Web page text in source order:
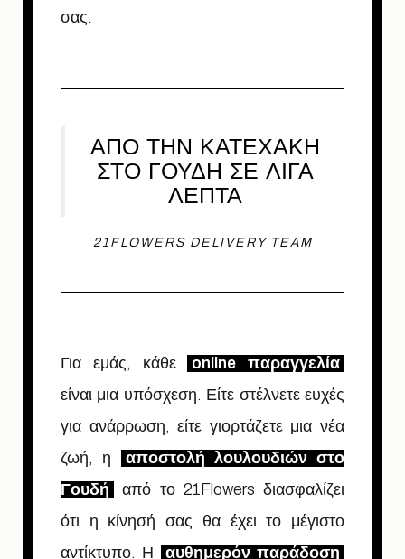
σας.
ΑΠΟ ΤΗΝ ΚΑΤΕΧΑΚΗ
ΣΤΟ ΓΟΥΔΗ ΣΕ ΛΙΓΑ
ΛΕΠΤΑ
21FLOWERS DELIVERY TEAM
Για εμάς, κάθε
online παραγγελία
είναι μια υπόσχεση. Είτε στέλνετε ευχές
για ανάρρωση, είτε γιορτάζετε μια νέα
ζωή, η
αποστολή λουλουδιών στο
Γουδή
από το 21Flowers διασφαλίζει
ότι η κίνησή σας θα έχει το μέγιστο
αντίκτυπο. Η
αυθημερόν παράδοση